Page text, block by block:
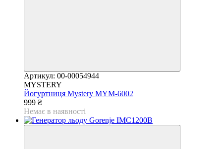
Артикул: 00-00054944
MYSTERY
Йогуртниця Mystery MYM-6002
999 ₴
Немає в наявності